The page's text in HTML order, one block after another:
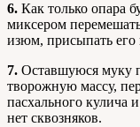
6. Как только опара
миксером
изюм, присыпать
7. Оставшуюся муку
творожную массу,
пасхального кулича
нет сквозняков.